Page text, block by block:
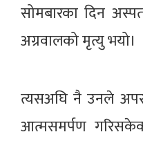
सोमबारका दिन
अग्रवालको मृत्यु भयो।
त्यसअघि नै उनले
आत्मसमर्पण